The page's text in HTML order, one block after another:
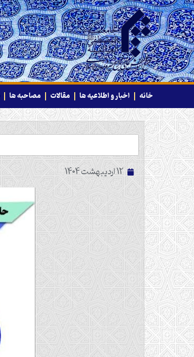
خانه اخبار و اطلاعیه ها مقالات مصاحبه ها
12 اردیبهشت 1404